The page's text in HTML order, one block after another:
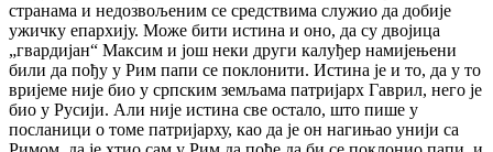
странама и недозвољеним се средствима служио да добије
ужичку епархију. Може бити истина и оно, да су двојица
„гвардијан“ Максим и још неки други калуђер намијењени
били да пођу у Рим папи се поклонити. Истина је и то, да у то
вријеме није био у српским земљама патријарх Гаврил, него је
био у Русији. Али није истина све остало, што пише у
посланици о томе патријарху, као да је он нагињао унији са